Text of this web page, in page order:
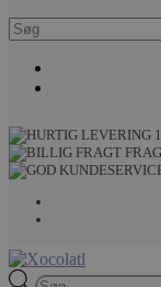
Products